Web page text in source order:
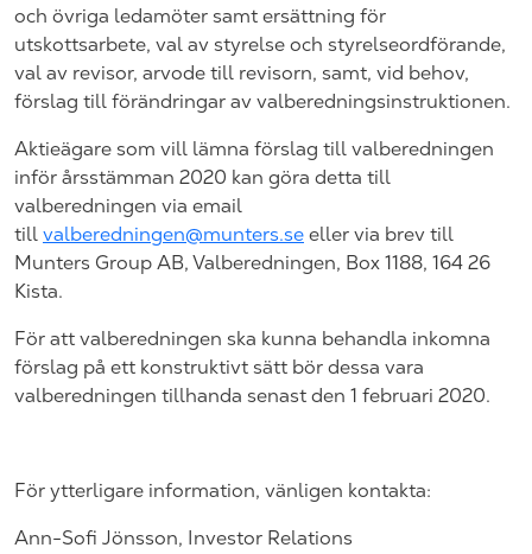
och övriga ledamöter samt ersättning för
utskottsarbete, val av styrelse och styrelseordförande,
val av revisor, arvode till revisorn, samt, vid behov,
förslag till förändringar av valberedningsinstruktionen.
Aktieägare som vill lämna förslag till valberedningen
inför årsstämman 2020 kan göra detta till
valberedningen via email
till valberedningen@munters.se eller via brev till
Munters Group AB, Valberedningen, Box 1188, 164 26
Kista.
För att valberedningen ska kunna behandla inkomna
förslag på ett konstruktivt sätt bör dessa vara
valberedningen tillhanda senast den 1 februari 2020.
För ytterligare information, vänligen kontakta:
Ann-Sofi Jönsson, Investor Relations